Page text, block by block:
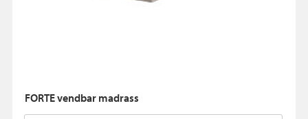
FORTE vendbar madrass